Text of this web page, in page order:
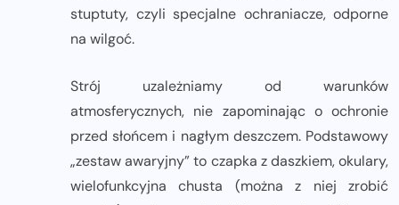
stuptuty, czyli specjalne ochraniacze, odporne
na wilgoć.
Strój uzależniamy od warunków
atmosferycznych, nie zapominając o ochronie
przed słońcem i nagłym deszczem. Podstawowy
„zestaw awaryjny” to czapka z daszkiem, okulary,
wielofunkcyjna chusta (można z niej zrobić